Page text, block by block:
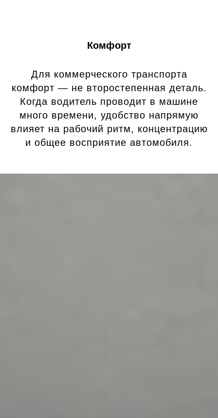
Комфорт
Для коммерческого транспорта
комфорт — не второстепенная деталь.
Когда водитель проводит в машине
много времени, удобство напрямую
влияет на рабочий ритм, концентрацию
и общее восприятие автомобиля.